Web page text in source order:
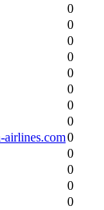
0
0
0
0
0
0
0
0
airlines.com0
0
0
0
0